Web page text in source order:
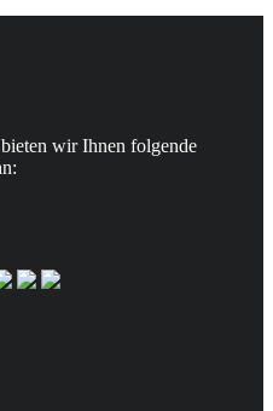
wir Ihnen folgende